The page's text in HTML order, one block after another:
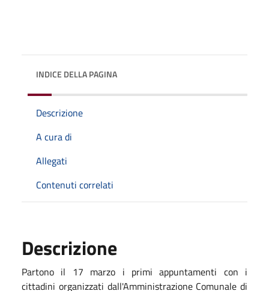
INDICE DELLA PAGINA
Descrizione
A cura di
Allegati
Contenuti correlati
Descrizione
Partono il 17 marzo i primi appuntamenti con i
cittadini organizzati dall'Amministrazione Comunale di